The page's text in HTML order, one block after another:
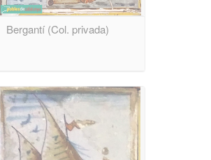
Bergantí (Col. privada)